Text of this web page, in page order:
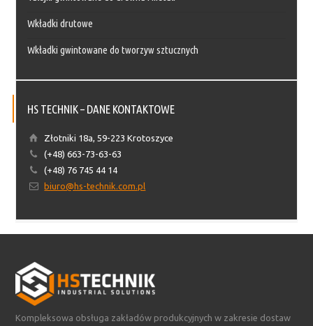
Wkładki drutowe
Wkładki gwintowane do tworzyw sztucznych
HS TECHNIK – DANE KONTAKTOWE
Złotniki 18a, 59-223 Krotoszyce
(+48) 663-73-63-63
(+48) 76 745 44 14
biuro@hs-technik.com.pl
Kompleksowa obsługa zakładów produkcyjnych w zakresie dostaw